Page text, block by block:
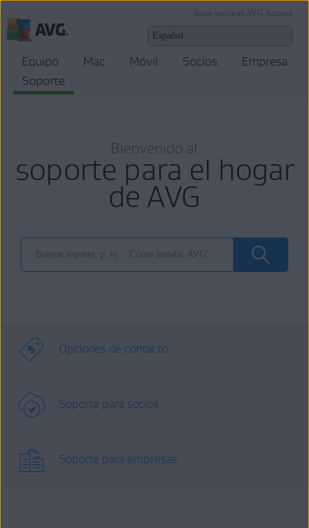
Inicie sesión en AVG Account
Equipo Mac Móvil Socios
Empresa
Soporte
Bienvenido al
soporte para el hogar
de AVG
Opciones de contacto
Soporte para socios
Soporte para empresas